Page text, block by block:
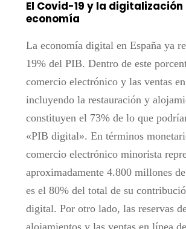
El Covid-19 y la digitalización
economía
La economía digital en España ya
19% del PIB. Dentro de este
comercio electrónico y las ventas
incluyendo la restauración y
constituyen el 73% de lo que
«PIB digital». En términos
comercio electrónico minorista
aproximadamente 4.800 millones
es el 80% del total de su
digital. Por otro lado, las reservas
alojamientos y las ventas en línea